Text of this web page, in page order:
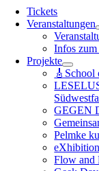
Tickets
Veranstaltungen
Infos
Projekte
🎸School
GEGEN
Pelmke
Flow and